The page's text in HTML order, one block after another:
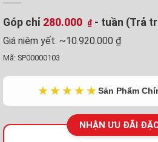
Góp chỉ 280.000 ₫ - tuần (Trả
Giá niêm yết: ~10.920.000 ₫
Mã: SP00000103
★★★★★Sản Phẩm
NHẬN ƯU ĐÃI